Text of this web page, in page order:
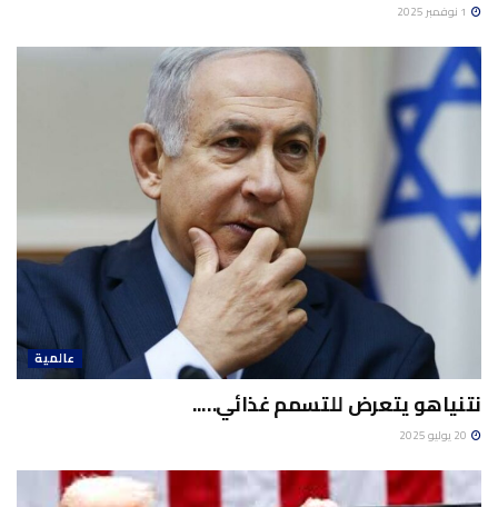
عالمية
نتنياهو يتعرض للتسمم غذائي…..